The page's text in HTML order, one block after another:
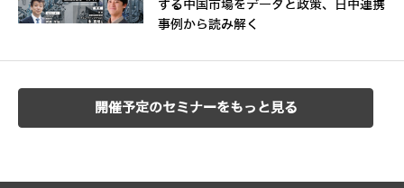
する中国市場をデータと政策、日中連携
事例から読み解く
開催予定のセミナーをもっと見る